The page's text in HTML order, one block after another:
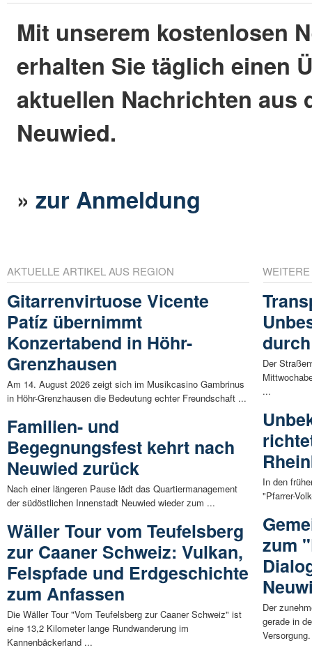
Mit unserem kostenlosen
erhalten Sie täglich einen
aktuellen Nachrichten aus
Neuwied.
»zur Anmeldung
AKTUELLE ARTIKEL AUS REGION
Gitarrenvirtuose Vicente
Patíz übernimmt
Konzertabend in Höhr-
Grenzhausen
Am 14. August 2026 zeigt sich im Musikcasino Gambrinus
in Höhr-Grenzhausen die Bedeutung echter Freundschaft ...
Familien- und
Begegnungsfest kehrt nach
Neuwied zurück
Nach einer längeren Pause lädt das Quartiermanagement
der südöstlichen Innenstadt Neuwied wieder zum ...
Wäller Tour vom Teufelsberg
zur Caaner Schweiz: Vulkan,
Felspfade und Erdgeschichte
zum Anfassen
Die Wäller Tour "Vom Teufelsberg zur Caaner Schweiz" ist
eine 13,2 Kilometer lange Rundwanderung im
Kannenbäckerland ...
Der
...
In den
"Pfarrer-
zum
Der
gerade in